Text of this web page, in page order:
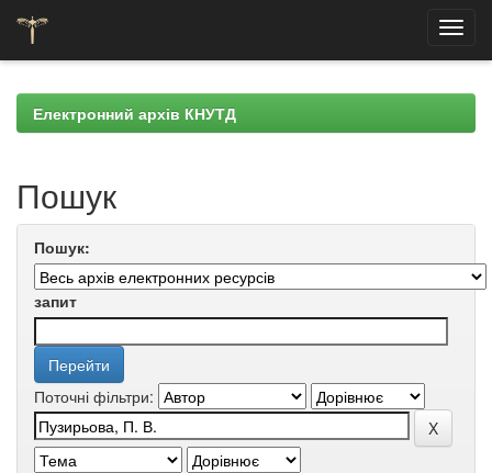
navigationЕлектронний архів КНУТД
Пошук
Пошук:
запит
Поточні фільтри: